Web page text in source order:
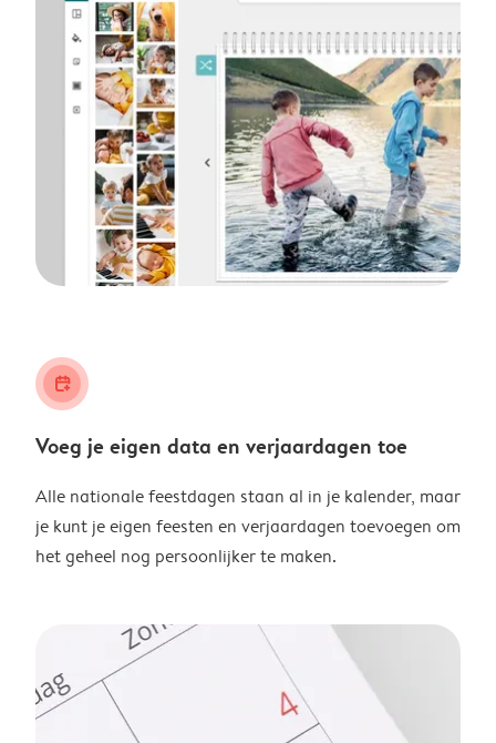
calendar_plus
Voeg je eigen data en verjaardagen toe
Alle nationale feestdagen staan al in je kalender, maar
je kunt je eigen feesten en verjaardagen toevoegen om
het geheel nog persoonlijker te maken.